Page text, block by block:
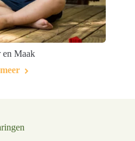
en Maak